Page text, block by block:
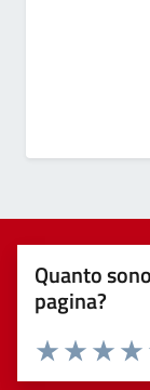
Quanto
pagina?
Valuta
Valuta 2
Valuta 1 stelle